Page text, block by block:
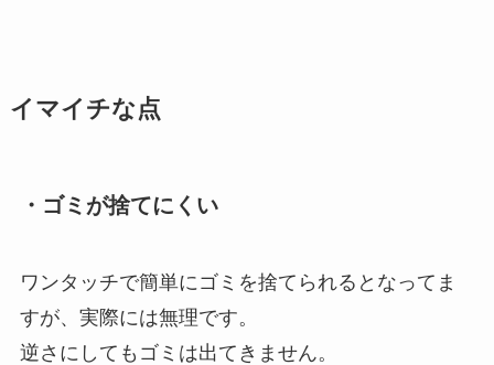
イマイチな点
・ゴミが捨てにくい
ワンタッチで簡単にゴミを捨てられるとなってま
すが、実際には無理です。
逆さにしてもゴミは出てきません。